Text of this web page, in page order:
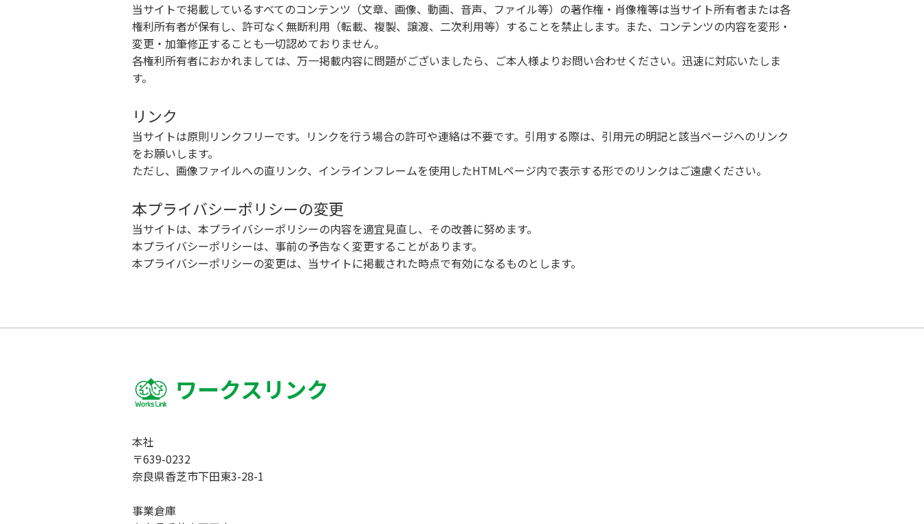
当サイトで掲載しているすべてのコンテンツ（文章、画像、動画、音声、ファイル等）の著作権・肖像権等は当サイト所有者または各
権利所有者が保有し、許可なく無断利用（転載、複製、譲渡、二次利用等）することを禁止します。また、コンテンツの内容を変形・
変更・加筆修正することも一切認めておりません。
各権利所有者におかれましては、万一掲載内容に問題がございましたら、ご本人様よりお問い合わせください。迅速に対応いたしま
す。
リンク
当サイトは原則リンクフリーです。リンクを行う場合の許可や連絡は不要です。引用する際は、引用元の明記と該当ページへのリンク
をお願いします。
ただし、画像ファイルへの直リンク、インラインフレームを使用したHTMLページ内で表示する形でのリンクはご遠慮ください。
本プライバシーポリシーの変更
当サイトは、本プライバシーポリシーの内容を適宜見直し、その改善に努めます。
本プライバシーポリシーは、事前の予告なく変更することがあります。
本プライバシーポリシーの変更は、当サイトに掲載された時点で有効になるものとします。
ワークスリンク
本社
〒639-0232
奈良県香芝市下田東3-28-1
事業倉庫